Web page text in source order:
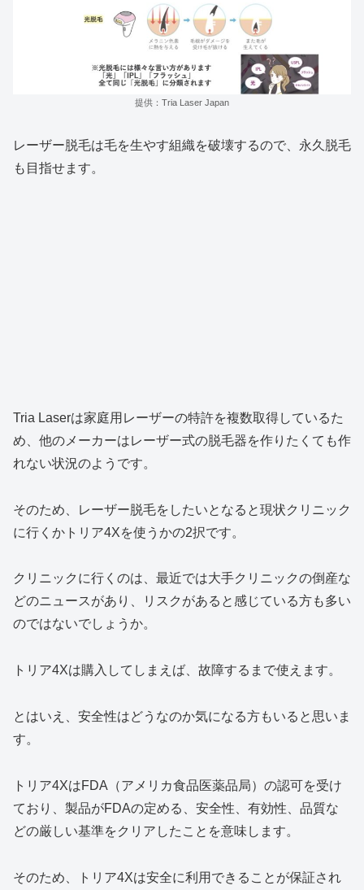
提供：Tria Laser Japan
レーザー脱毛は毛を生やす組織を破壊するので、永久脱毛
も目指せます。
Tria Laserは家庭用レーザーの特許を複数取得しているた
め、他のメーカーはレーザー式の脱毛器を作りたくても作
れない状況のようです。
そのため、レーザー脱毛をしたいとなると現状クリニック
に行くかトリア4Xを使うかの2択です。
クリニックに行くのは、最近では大手クリニックの倒産な
どのニュースがあり、リスクがあると感じている方も多い
のではないでしょうか。
トリア4Xは購入してしまえば、故障するまで使えます。
とはいえ、安全性はどうなのか気になる方もいると思いま
す。
トリア4XはFDA（アメリカ食品医薬品局）の認可を受け
ており、製品がFDAの定める、安全性、有効性、品質な
どの厳しい基準をクリアしたことを意味します。
そのため、トリア4Xは安全に利用できることが保証され